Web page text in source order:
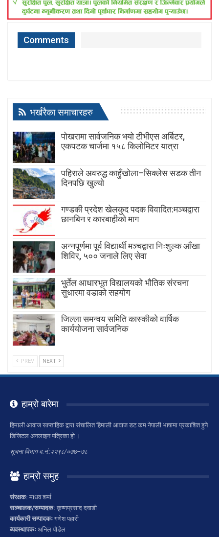
Comments
भर्खरैका समाचारहरु
पोखरामा सार्वजनिक भयो टीभीएस अर्बिटर,
एकपटक चार्जमा १५८ किलोमिटर यात्रा
पहिराले अवरुद्ध काहुँखोला–सिक्लेस सडक तीन
दिनपछि खुल्यो
गण्डकी प्रदेश खेलकुद पदक विवादित:मञ्चद्वारा
छानबिन र कारबाहीको माग
अन्नपूर्णमा पूर्व विद्यार्थी मञ्चद्वारा निःशुल्क आँखा
शिविर, ५०० जनाले लिए सेवा
भुर्तेल आधारभूत विद्यालयको भौतिक संरचना
सुधारमा वडाको सहयोग
जिल्ला समन्वय समिति कास्कीको वार्षिक
कार्ययोजना सार्वजनिक
PREV NEXT
हाम्रो बारेमा
हिमाली आवाज साप्ताहिक द्वारा संचालित हिमाली आवाज डट कम नेपाली भाषामा प्रकाशित हुने
डिजिटल अनलाइन पत्रिका हो ।
सूचना विभाग द.नं.:२२९८/०७७–७८
हाम्रो समुह
संरक्षक: माधव शर्मा
सञ्चालक/सम्पादक: कृष्णप्रसाद दवाडी
कार्यकारी सम्पादकः गणेश पहारी
ब्यवस्थापकः अनिल पौडेल